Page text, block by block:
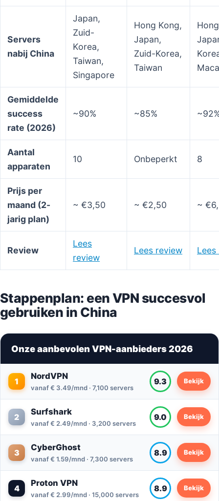
Servers
nabij China
Japan,
Zuid-
Korea,
Taiwan,
Singapore
Hong Kong,
Japan,
Zuid-Korea,
Taiwan
Gemiddelde
success
rate (2026)
~90% ~85%
Aantal
apparaten
10 Onbeperkt 8
Prijs per
maand (2-
jarig plan)
~ €3,50 ~ €2,50 ~
Review
Lees
review
Lees review
Stappenplan: een VPN succesvol
gebruiken in China
Onze aanbevolen VPN-aanbieders 2026
1
NordVPN
vanaf € 3.49/mnd · 7,100 servers
9.3 Bekijk
2
Surfshark
vanaf € 2.49/mnd · 3,200 servers
9.0 Bekijk
3
CyberGhost
vanaf € 1.59/mnd · 7,300 servers
8.9 Bekijk
4
Proton VPN
vanaf € 2.99/mnd · 15,000 servers
8.9 Bekijk